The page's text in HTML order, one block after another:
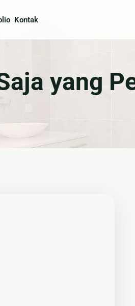
Kontak
Set
& Granite
🎥
⚙
☀
yang